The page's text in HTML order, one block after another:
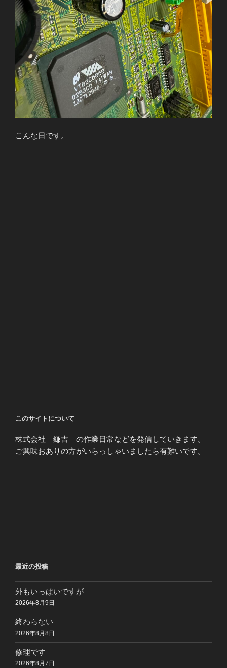
こんな日です。
このサイトについて
株式会社 鎌吉 の作業日常などを発信していきます。
ご興味おありの方がいらっしゃいましたら有難いです。
最近の投稿
外もいっぱいですが
2026年8月9日
終わらない
2026年8月8日
修理です
2026年8月7日